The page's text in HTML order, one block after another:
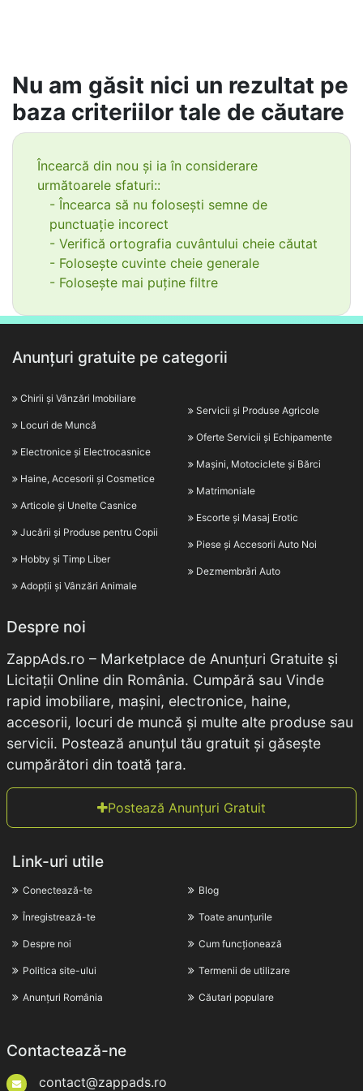
Nu am găsit nici un rezultat pe
baza criteriilor tale de căutare
Încearcă din nou și ia în considerare
următoarele sfaturi::
- Încearca să nu folosești semne de
punctuație incorect
- Verifică ortografia cuvântului cheie căutat
- Folosește cuvinte cheie generale
- Folosește mai puține filtre
Anunțuri gratuite pe categorii
Chirii și Vânzări Imobiliare
Locuri de Muncă
Electronice și Electrocasnice
Haine, Accesorii și Cosmetice
Articole și Unelte Casnice
Jucării și Produse pentru Copii
Hobby și Timp Liber
Adopții și Vânzări Animale
Servicii și Produse Agricole
Oferte Servicii și Echipamente
Mașini, Motociclete și Bărci
Matrimoniale
Escorte și Masaj Erotic
Piese și Accesorii Auto Noi
Dezmembrări Auto
Despre noi
ZappAds.ro – Marketplace de Anunțuri Gratuite și
Licitații Online din România. Cumpără sau Vinde
rapid imobiliare, mașini, electronice, haine,
accesorii, locuri de muncă și multe alte produse sau
servicii. Postează anunțul tău gratuit și găsește
cumpărători din toată țara.
Postează Anunțuri Gratuit
Link-uri utile
Conectează-te
Înregistrează-te
Despre noi
Politica site-ului
Anunțuri România
Blog
Toate anunțurile
Cum funcționează
Termenii de utilizare
Căutari populare
Contactează-ne
contact@zappads.ro